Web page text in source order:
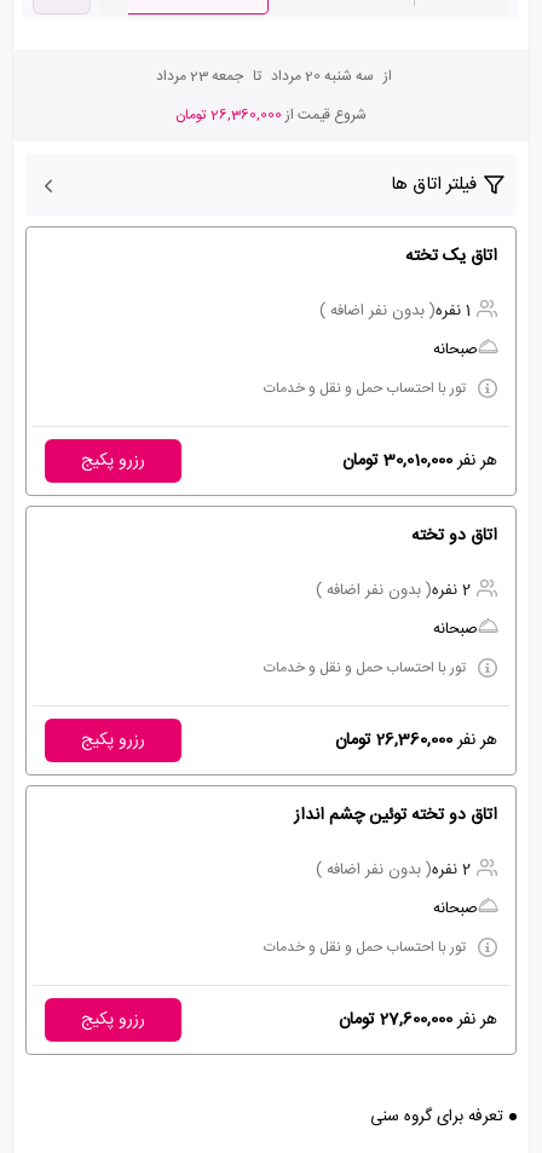
از سه شنبه 20 مرداد تا جمعه 23 مرداد
شروع قیمت از26,360,000 تومان
فیلتر اتاق ها
اتاق یک تخته
1 نفره
( بدون نفر اضافه )
صبحانه
تور با احتساب حمل و نقل و خدمات
هر نفر30,010,000 تومان رزرو پکیج
اتاق دو تخته
2 نفره
( بدون نفر اضافه )
صبحانه
تور با احتساب حمل و نقل و خدمات
هر نفر26,360,000 تومان رزرو پکیج
اتاق دو تخته توئین چشم انداز
2 نفره
( بدون نفر اضافه )
صبحانه
تور با احتساب حمل و نقل و خدمات
هر نفر27,600,000 تومان رزرو پکیج
تعرفه برای گروه سنی